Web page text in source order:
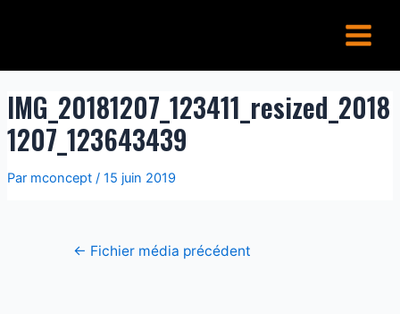
Menu
IMG_20181207_123411_resized_2018
1207_123643439
Par mconcept / 15 juin 2019
← Fichier média précédent